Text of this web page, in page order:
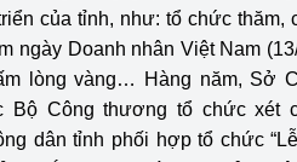
của tỉnh, như: tổ chức thăm,
ngày Doanh nhân Việt Nam
lòng vàng… Hàng năm, Sở
Công thương tổ chức xét
dân tỉnh phối hợp tổ chức